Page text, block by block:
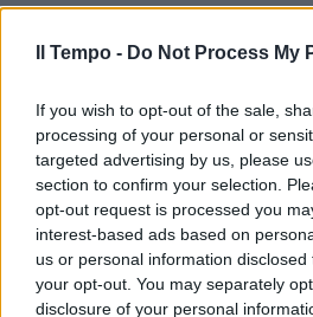
Il Tempo - Do Not Process My
If you wish to opt-out of the sale,
processing of your personal or
targeted advertising by us, please
section to confirm your selection.
opt-out request is processed you
interest-based ads based on
us or personal information
your opt-out. You may separately
disclosure of your personal